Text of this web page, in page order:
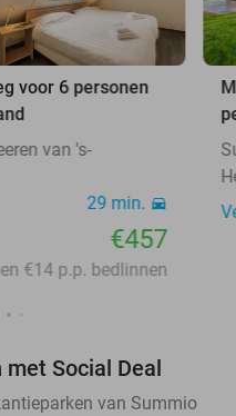
voor 6 personen
van 's-
29 min.
€457
€14 p.p. bedlinnen
Social Deal
van Summio